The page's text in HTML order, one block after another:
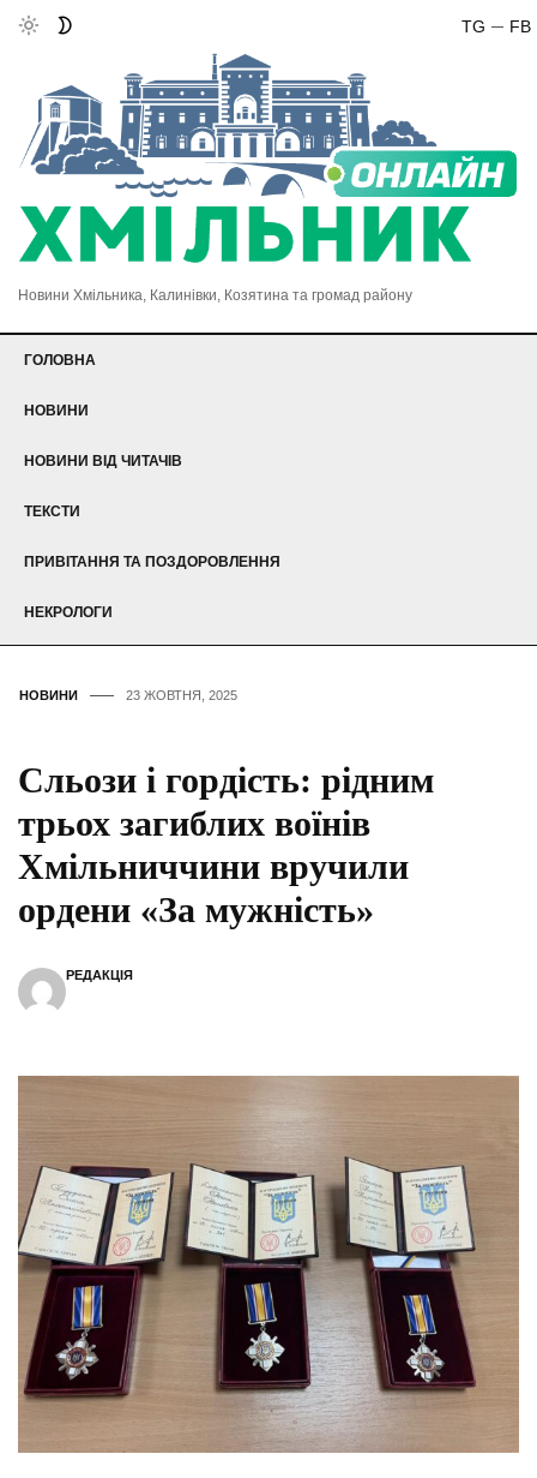
FB
TG
Новини Хмільника, Калинівки, Козятина та громад району
ГОЛОВНА
НОВИНИ
НОВИНИ ВІД ЧИТАЧІВ
ТЕКСТИ
ПРИВІТАННЯ ТА ПОЗДОРОВЛЕННЯ
НЕКРОЛОГИ
НОВИНИ 23 ЖОВТНЯ, 2025
Сльози і гордість: рідним
трьох загиблих воїнів
Хмільниччини вручили
ордени «За мужність»
РЕДАКЦІЯ